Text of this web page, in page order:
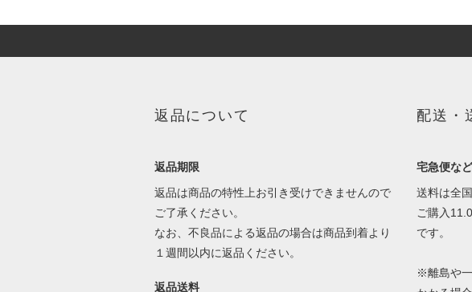
返品について
返品期限
返品は商品の特性上お引き受けできませんので
ご了承ください。
なお、不良品による返品の場合は商品到着より
１週間以内に返品ください。
返品送料
配送・
宅急便な
送料は全
ご購入
です。
※離島や